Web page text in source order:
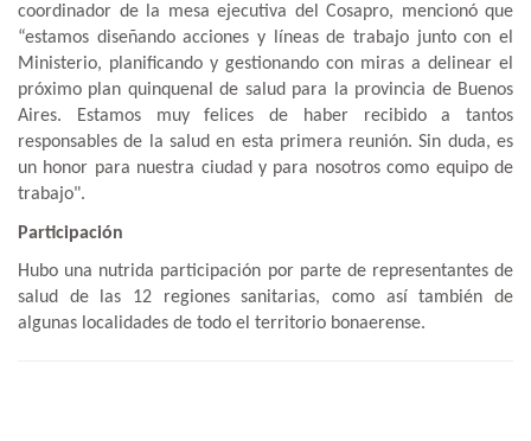
coordinador de la mesa ejecutiva del Cosapro, mencionó que
“estamos diseñando acciones y líneas de trabajo junto con el
Ministerio, planificando y gestionando con miras a delinear el
próximo plan quinquenal de salud para la provincia de Buenos
Aires. Estamos muy felices de haber recibido a tantos
responsables de la salud en esta primera reunión. Sin duda, es
un honor para nuestra ciudad y para nosotros como equipo de
trabajo".
Participación
Hubo una nutrida participación por parte de representantes de
salud de las 12 regiones sanitarias, como así también de
algunas localidades de todo el territorio bonaerense.